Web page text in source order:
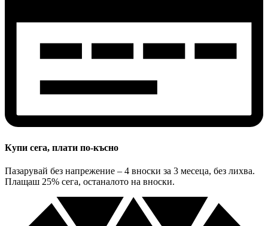
Купи сега, плати по-късно
Пазарувай без напрежение – 4 вноски за 3 месеца, без лихва.
Плащаш 25% сега, останалото на вноски.